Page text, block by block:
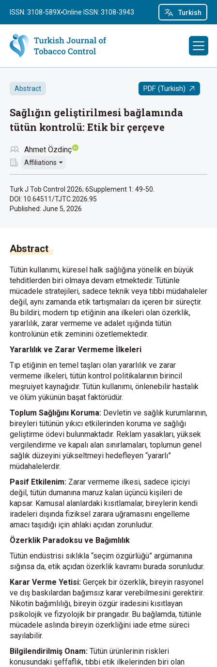
Turkish
ISSN: 3108-589X Online ISSN: 3108-3943
Abstract PDF (Turkish)
Sağlığın geliştirilmesi bağlamında
tütün kontrolü: Etik bir çerçeve
Ahmet Özdinç
Affiliations
Turk J Tob Control 2026; 6Supplement 1: 49-50.
DOI: 10.64511/TJTC.2026.95
Published: June 5, 2026
Abstract
Tütün kullanımı, küresel halk sağlığına yönelik en büyük
tehditlerden biri olmaya devam etmektedir. Tütünle
mücadele stratejileri, sadece teknik veya tıbbi müdahaleler
değil, aynı zamanda etik tartışmaları da içeren bir süreçtir.
Bu bildiri; modern tıp etiğinin ana ilkeleri olan özerklik,
yararlılık, zarar vermeme ve adalet ışığında tütün
kontrolünün etik zeminini özetlemektedir.
Yararlılık ve Zarar Vermeme İlkeleri
Tıp etiğinin en temel taşları olan yararlılık ve zarar
vermeme ilkeleri, tütün kontrol politikalarının birincil
meşruiyet kaynağıdır. Tütün kullanımı, önlenebilir hastalık
ve ölüm yükünün başat faktörüdür.
Toplum Sağlığını Koruma: Devletin ve sağlık kurumlarının,
bireyleri tütünün yıkıcı etkilerinden koruma ve sağlığı
geliştirme ödevi bulunmaktadır. Reklam yasakları, yüksek
vergilendirme ve kapalı alan sınırlamaları, toplumun genel
sağlık düzeyini yükseltmeyi hedefleyen “yararlı”
müdahalelerdir.
Pasif Etkilenim: Zarar vermeme ilkesi, sadece içiciyi
değil, tütün dumanına maruz kalan üçüncü kişileri de
kapsar. Kamusal alanlardaki kısıtlamalar, bireylerin kendi
iradeleri dışında fiziksel zarara uğramasını engelleme
amacı taşıdığı için ahlaki açıdan zorunludur.
Özerklik Paradoksu ve Bağımlılık
Tütün endüstrisi sıklıkla “seçim özgürlüğü” argümanına
sığınsa da, etik açıdan özerklik kavramı burada sorunludur.
Karar Verme Yetisi: Gerçek bir özerklik, bireyin rasyonel
ve dış baskılardan bağımsız karar verebilmesini gerektirir.
Nikotin bağımlılığı, bireyin özgür iradesini kısıtlayan
psikolojik ve fizyolojik bir prangadır. Bu bağlamda, tütünle
mücadele aslında bireyin özerkliğini iade etme süreci
sayılabilir.
Bilgilendirilmiş Onam: Tütün ürünlerinin riskleri
konusundaki şeffaflık, tıbbi etik ilkelerinden biri olan